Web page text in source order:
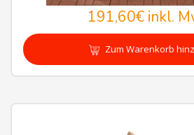
191,60€inkl.
Zum Warenkorb